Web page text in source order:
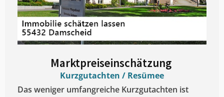
Marktpreiseinschätzung ​
Kurzgutachten / Resümee
Das weniger umfangreiche Kurzgutachten ist